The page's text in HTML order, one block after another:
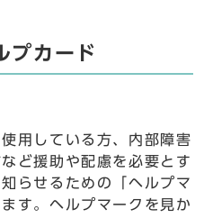
プカード
用している方、内部障害
ど援助や配慮を必要とす
らせるための「ヘルプマ
す。ヘルプマークを見か